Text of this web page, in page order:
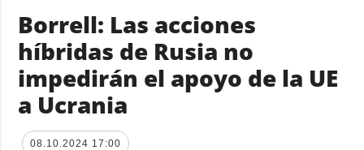
TODAS LAS
CATEGORÍAS
Guerra
Reconstrucción
de Ucrania
AGENCIA
sobre la agencia
Borrell: Las acciones
híbridas de Rusia no
impedirán el apoyo de la UE
a Ucrania
08.10.2024 17:00